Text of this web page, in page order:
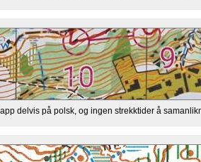
delvis på polsk, og ingen strekktider å